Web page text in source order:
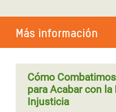
Caribe
Más información
Cómo
para Acabar con la
Injusticia